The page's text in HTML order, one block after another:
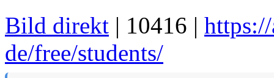
Bild direkt | 10416 |
de/free/students/